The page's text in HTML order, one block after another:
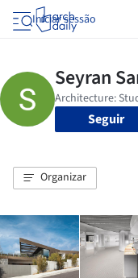
Iniciar sessão
Seguir
Organizar